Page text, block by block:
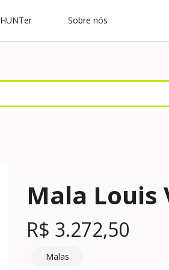
HUNTer Sobre nós
Mala
R$ 3.272,50
Malas